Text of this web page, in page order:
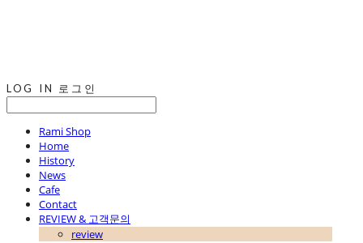
LOG IN 로그인
Rami Shop
Home
History
News
Cafe
Contact
REVIEW & 고객문의
review